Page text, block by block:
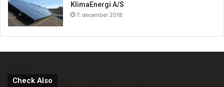
KlimaEnergi A/S
7. december 2018
Check Also